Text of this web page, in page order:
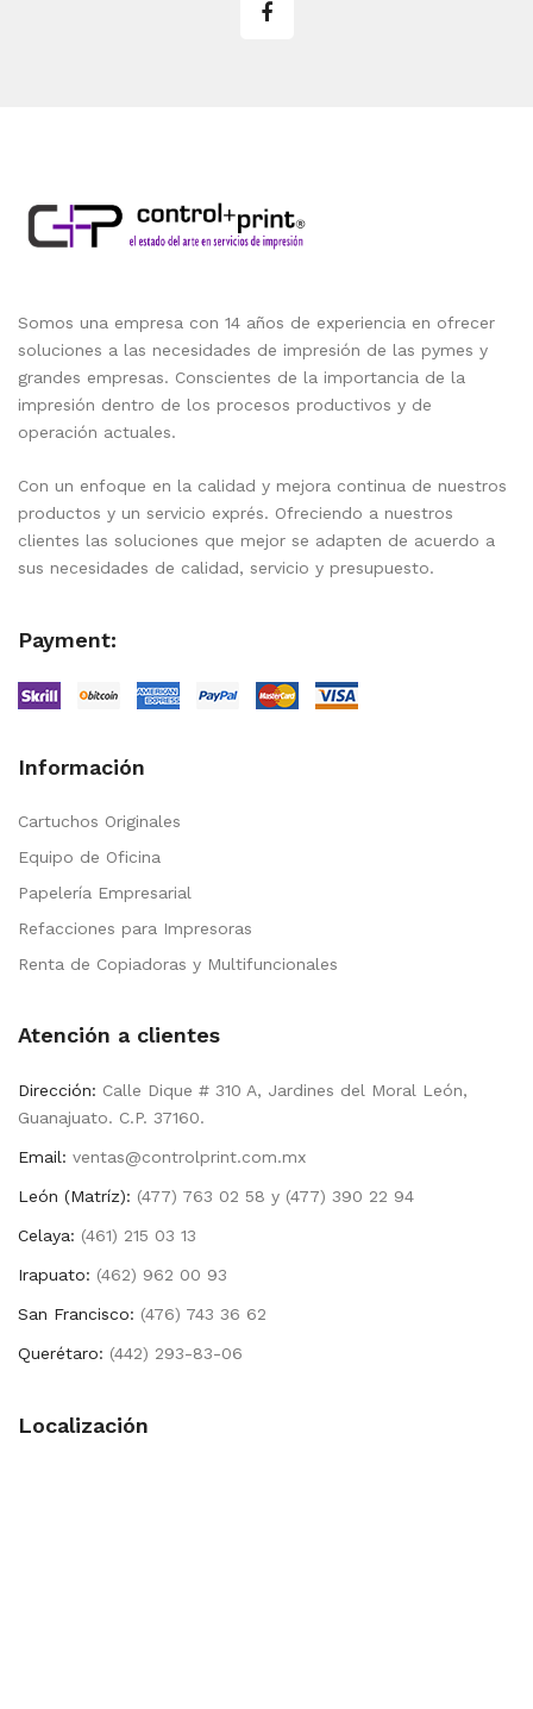
Somos una empresa con 14 años de experiencia en ofrecer
soluciones a las necesidades de impresión de las pymes y
grandes empresas. Conscientes de la importancia de la
impresión dentro de los procesos productivos y de
operación actuales.
Con un enfoque en la calidad y mejora continua de nuestros
productos y un servicio exprés. Ofreciendo a nuestros
clientes las soluciones que mejor se adapten de acuerdo a
sus necesidades de calidad, servicio y presupuesto.
Payment:
Información
Cartuchos Originales
Equipo de Oficina
Papelería Empresarial
Refacciones para Impresoras
Renta de Copiadoras y Multifuncionales
Atención a clientes
Dirección: Calle Dique # 310 A, Jardines del Moral León,
Guanajuato. C.P. 37160.
Email: ventas@controlprint.com.mx
León (Matríz): (477) 763 02 58 y (477) 390 22 94
Celaya: (461) 215 03 13
Irapuato: (462) 962 00 93
San Francisco: (476) 743 36 62
Querétaro: (442) 293-83-06
Localización